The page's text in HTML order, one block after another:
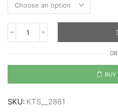
İstanbul
OR
BUY
SKU: KTS__2861